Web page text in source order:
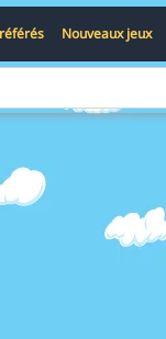
Nouveaux jeux